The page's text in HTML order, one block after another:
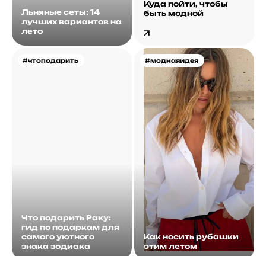
Льняные сеты: 14
лучших вариантов на
лето
Куда пойти, чтобы
быть модной
#чтоподарить
Что подарить Раку:
гид по подаркам для
самого уютного
знака зодиака
#моднаяидея
Как носить рубашки
этим летом